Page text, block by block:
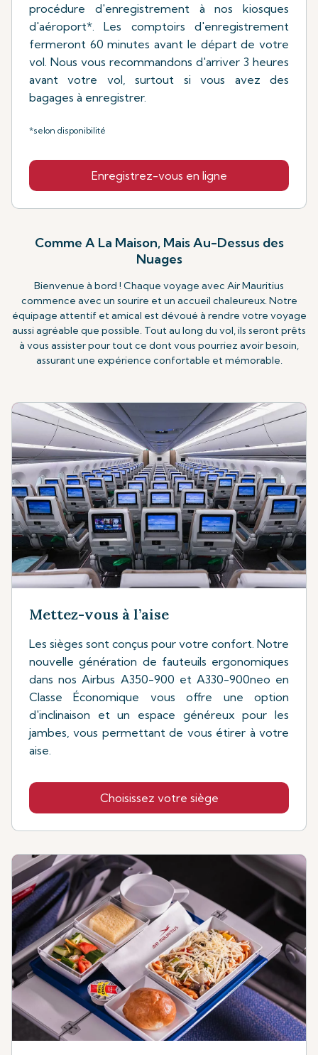
procédure d'enregistrement à nos kiosques
d'aéroport*. Les comptoirs d'enregistrement
fermeront 60 minutes avant le départ de votre
vol. Nous vous recommandons d'arriver 3 heures
avant votre vol, surtout si vous avez des
bagages à enregistrer.
*selon disponibilité
Enregistrez-vous en ligne
Comme A La Maison, Mais Au-Dessus des
Nuages
Bienvenue à bord ! Chaque voyage avec Air Mauritius
commence avec un sourire et un accueil chaleureux. Notre
équipage attentif et amical est dévoué à rendre votre voyage
aussi agréable que possible. Tout au long du vol, ils seront prêts
à vous assister pour tout ce dont vous pourriez avoir besoin,
assurant une expérience confortable et mémorable.
Mettez-vous à l’aise
Les sièges sont conçus pour votre confort. Notre
nouvelle génération de fauteuils ergonomiques
dans nos Airbus A350-900 et A330-900neo en
Classe Économique vous offre une option
d'inclinaison et un espace généreux pour les
jambes, vous permettant de vous étirer à votre
aise.
Choisissez votre siège